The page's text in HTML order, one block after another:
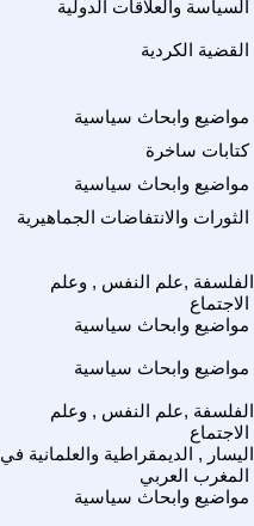
السياسة والعلاقات الدولية
القضية الكردية
مواضيع وابحاث سياسية
كتابات ساخرة
مواضيع وابحاث سياسية
الثورات والانتفاضات الجماهيرية
الفلسفة ,علم النفس , وعلم
الاجتماع
مواضيع وابحاث سياسية
مواضيع وابحاث سياسية
الفلسفة ,علم النفس , وعلم
الاجتماع
اليسار , الديمقراطية والعلمانية في
المغرب العربي
مواضيع وابحاث سياسية